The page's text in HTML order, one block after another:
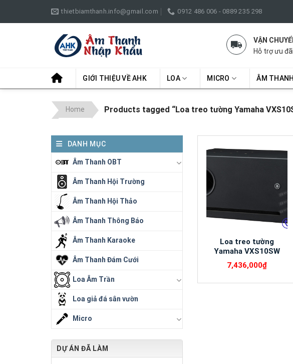
thietbiamthanh.info@gmail.com 0912 486 006 - 0889 235 298
VẬN
Hỗ trợ ưu đãi
GIỚI THIỆU VỀ AHK LOA MICRO ÂM
Home Products tagged “Loa treo tường Yamaha
DANH MỤC
Âm Thanh OBT
Âm Thanh Hội Trường
Âm Thanh Hội Thảo
Âm Thanh Thông Báo
Âm Thanh Karaoke
Âm Thanh Đám Cưới
Loa Âm Trần
Loa giả đá sân vườn
Micro
DỰ ÁN ĐÃ LÀM
Loa treo tường
Yamaha VXS10SW
7,436,000₫